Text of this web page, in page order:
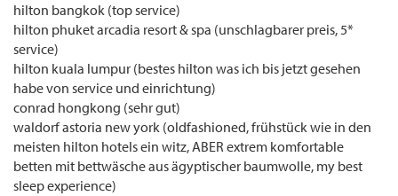
hilton bangkok (top service)
hilton phuket arcadia resort & spa (unschlagbarer preis, 5*
service)
hilton kuala lumpur (bestes hilton was ich bis jetzt gesehen
habe von service und einrichtung)
conrad hongkong (sehr gut)
waldorf astoria new york (oldfashioned, frühstück wie in den
meisten hilton hotels ein witz, ABER extrem komfortable
betten mit bettwäsche aus ägyptischer baumwolle, my best
sleep experience)